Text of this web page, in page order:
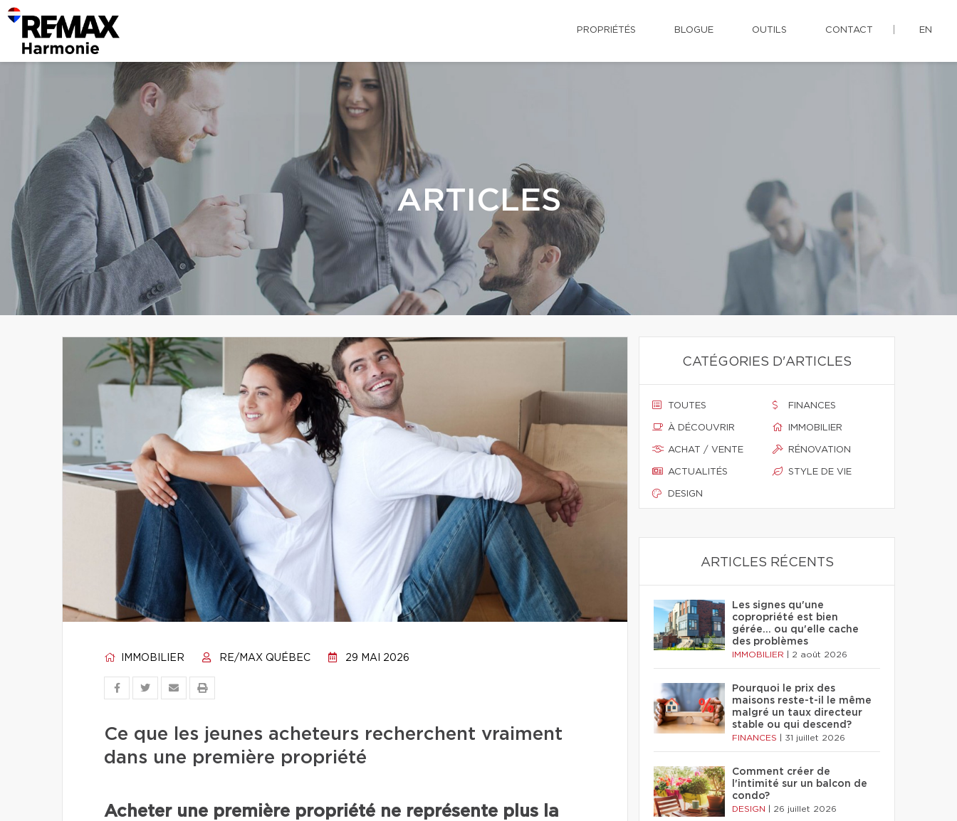
PROPRIÉTÉS BLOGUE OUTILS CONTACT EN
ARTICLES
IMMOBILIER RE/MAX QUÉBEC 29 MAI 2026
Ce que les jeunes acheteurs recherchent vraiment
dans une première propriété
Acheter une première propriété ne représente plus la
CATÉGORIES D'ARTICLES
TOUTES
À DÉCOUVRIR
ACHAT / VENTE
ACTUALITÉS
DESIGN
FINANCES
IMMOBILIER
RÉNOVATION
STYLE DE VIE
ARTICLES RÉCENTS
Les signes qu'une
copropriété est bien
gérée… ou qu'elle cache
des problèmes
IMMOBILIER 2 août 2026
Pourquoi le prix des
maisons reste-t-il le même
malgré un taux directeur
stable ou qui descend?
FINANCES 31 juillet 2026
Comment créer de
l'intimité sur un balcon de
condo?
DESIGN 26 juillet 2026